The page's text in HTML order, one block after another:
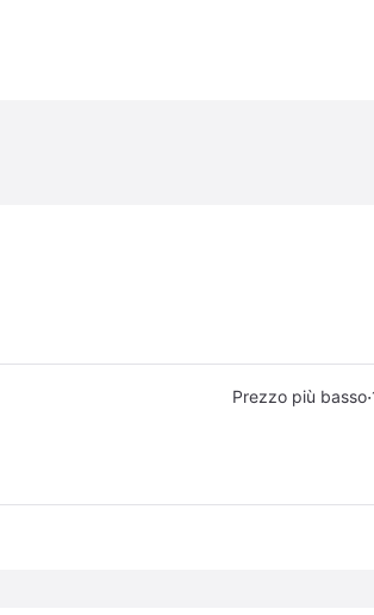
Prezzo più basso·